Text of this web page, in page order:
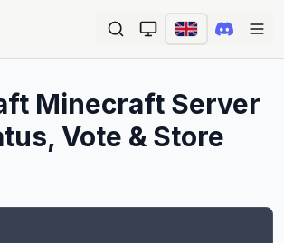
Minecraft Server
Vote & Store